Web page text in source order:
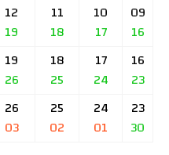
09
16
10
17
11
18
12
19
16
23
17
24
18
25
19
26
23
30
24
01
25
02
26
03